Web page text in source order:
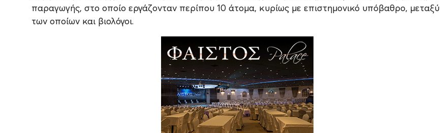
παραγωγής, στο οποίο εργάζονταν περίπου 10 άτομα, κυρίως με επιστημονικό υπόβαθρο, μεταξύ
των οποίων και βιολόγοι.